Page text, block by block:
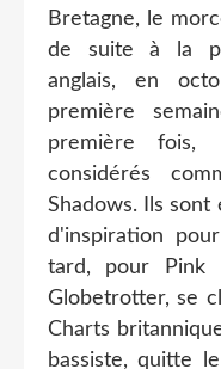
Bretagne, le
de suite à la
anglais, en
première
première fois,
considérés
Shadows. Ils sont
d'inspiration
tard, pour Pink
Globetrotter, se
Charts
bassiste, quitte